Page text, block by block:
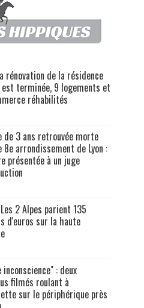
rénovation de la résidence
est terminée, 9 logements et
réhabilités
de 3 ans retrouvée morte
8e arrondissement de Lyon :
présentée à un juge
2 Alpes parient 135
d'euros sur la haute
inconscience" : deux
filmés roulant à
sur le périphérique près